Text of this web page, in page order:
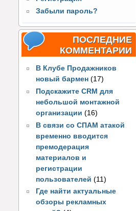
Забыли пароль?
ПОСЛЕДНИЕ
КОММЕНТАРИИ
В Клубе Продажников
новый бармен (17)
Подскажите CRM для
небольшой монтажной
организации (16)
В связи со СПАМ атакой
временно вводится
премодерация
материалов и
регистрации
пользователей(11)
Где найти актуальные
обзоры рекламных